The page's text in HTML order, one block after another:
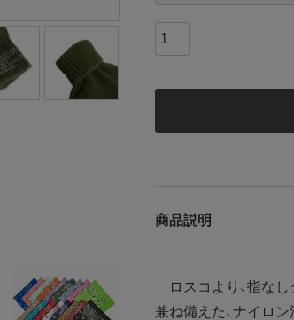
商品説明
ロスコより、指なし
兼ね備えた、ナイロ